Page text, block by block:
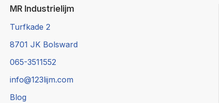
MR Industrielijm
Turfkade 2
8701 JK Bolsward
065-3511552
info@123lijm.com
Blog